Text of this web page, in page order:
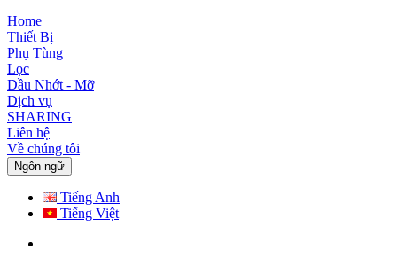
Home
Thiết Bị
Phụ Tùng
Lọc
Dầu Nhớt - Mỡ
Dịch vụ
SHARING
Liên hệ
Về chúng tôi
Ngôn ngữ
Tiếng Anh
Tiếng Việt